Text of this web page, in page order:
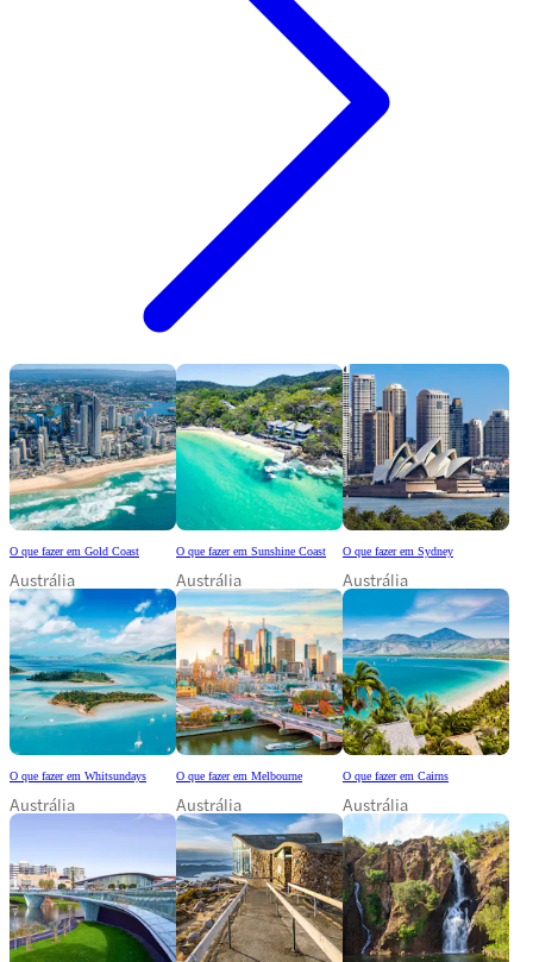
O que fazer em Gold Coast
Austrália
O que fazer em Sunshine Coast
Austrália
O que fazer em Sydney
Austrália
O que fazer em Whitsundays
Austrália
O que fazer em Melbourne
Austrália
O que fazer em Cairns
Austrália